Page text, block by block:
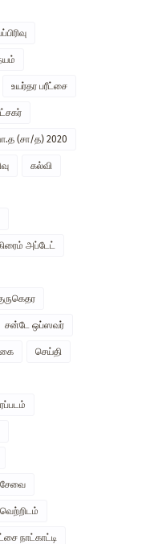
உயர்தர பரீட்சை
(சா/த) 2020
கல்வி
அப்டேட்
சன்டே ஒப்ஸவர்
செய்தி
சேவை
நாட்காட்டி